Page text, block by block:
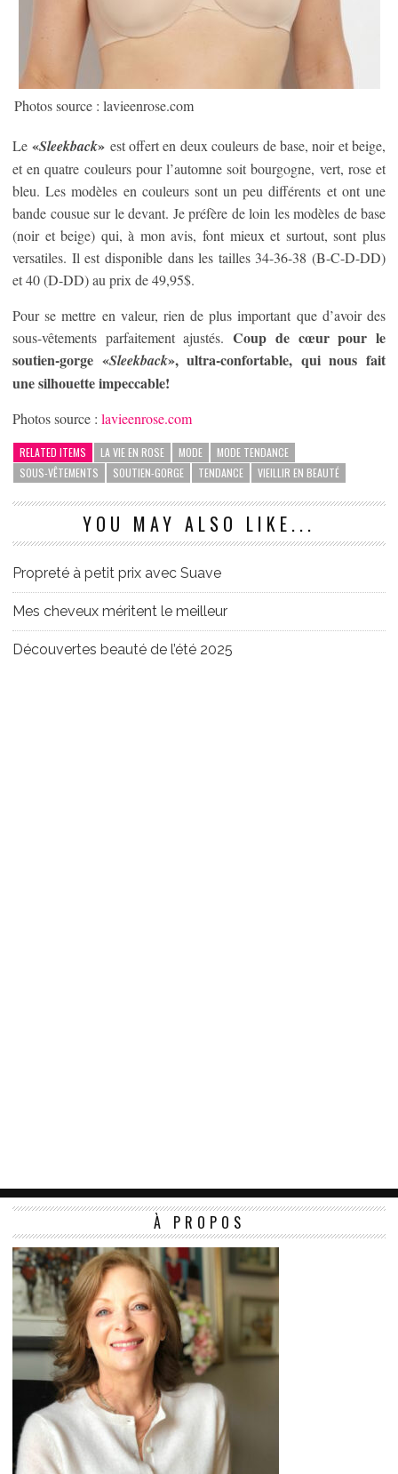
Photos source : lavieenrose.com
Le«Sleekback» est offert en deux couleurs de base, noir et beige,
et en quatre couleurs pour l’automne soit bourgogne, vert, rose et
bleu. Les modèles en couleurs sont un peu différents et ont une
bande cousue sur le devant. Je préfère de loin les modèles de base
(noir et beige) qui, à mon avis, font mieux et surtout, sont plus
versatiles. Il est disponible dans les tailles 34-36-38 (B-C-D-DD)
et 40 (D-DD) au prix de 49,95$.
Pour se mettre en valeur, rien de plus important que d’avoir des
sous-vêtements parfaitement ajustés.Coup de cœur pour le
soutien-gorge «Sleekback», ultra-confortable, qui nous fait
une silhouette impeccable!
Photos source : lavieenrose.com
RELATED ITEMS LA VIE EN ROSE MODE
MODE TENDANCE
SOUS-VÊTEMENTS
SOUTIEN-GORGE TENDANCE VIEILLIR EN BEAUTÉ
YOU MAY ALSO LIKE...
Propreté à petit prix avec Suave
Mes cheveux méritent le meilleur
Découvertes beauté de l’été 2025
À PROPOS